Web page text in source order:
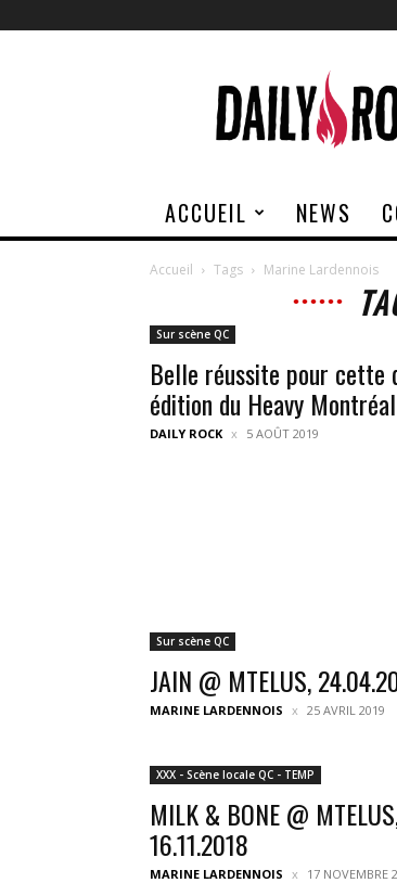
Rock
ACCUEIL NEWS
Accueil Tags Marine Lardennois
Sur scène QC
Belle réussite pour cette
édition du Heavy Montréal
DAILY ROCK 5 AOÛT 2019
Sur scène QC
JAIN @ MTELUS,
MARINE LARDENNOIS 25 AVRIL 2019
XXX - Scène locale QC - TEMP
MILK & BONE @
16.11.2018
MARINE LARDENNOIS 17 NOVEMBRE